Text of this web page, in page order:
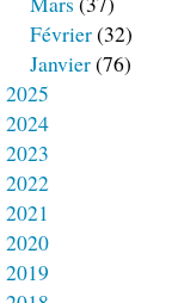
Février(32)
Janvier(76)
2025
2024
2023
2022
2021
2020
2019